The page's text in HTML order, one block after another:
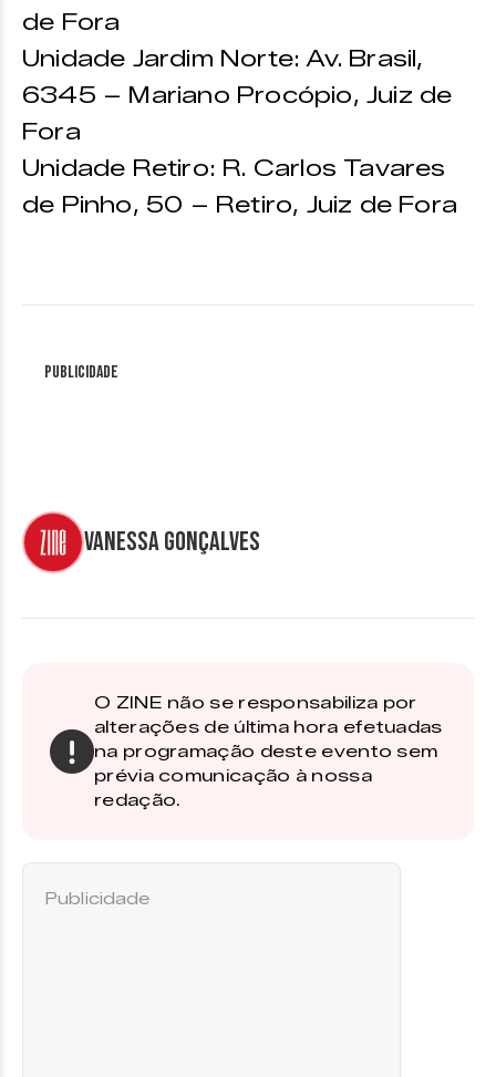
de Fora
Unidade Jardim Norte: Av. Brasil,
6345 – Mariano Procópio, Juiz de
Fora
Unidade Retiro: R. Carlos Tavares
de Pinho, 50 – Retiro, Juiz de Fora
Publicidade
Vanessa Gonçalves
O ZINE não se responsabiliza por
alterações de última hora efetuadas
na programação deste evento sem
prévia comunicação à nossa
redação.
Publicidade